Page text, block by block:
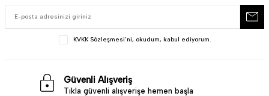
KVKK Sözleşmesi'ni, okudum, kabul ediyorum.
Güvenli Alışveriş
Tıkla güvenli alışverişe hemen başla